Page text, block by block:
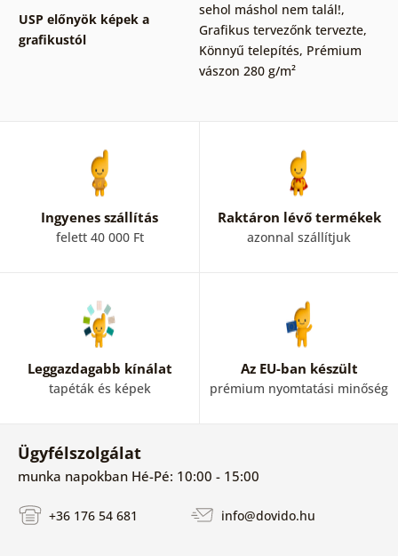
USP előnyök képek a
grafikustól
sehol máshol nem talál!,
Grafikus tervezőnk tervezte,
Könnyű telepítés, Prémium
vászon 280 g/m²
Ingyenes szállítás
felett 40 000 Ft
Raktáron lévő termékek
azonnal szállítjuk
Leggazdagabb kínálat
tapéták és képek
Az EU-ban készült
prémium nyomtatási minőség
Ügyfélszolgálat
munka napokban Hé-Pé: 10:00 - 15:00
+36 176 54 681 info@dovido.hu